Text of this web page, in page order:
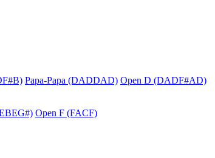
Papa-Papa (DADDAD) Open D (DADF#AD)
Open F (FACF)